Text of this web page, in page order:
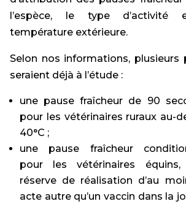
l’espèce, le type d’activité
température extérieure.
Selon nos informations, plusieurs
seraient déjà à l’étude :
une pause fraîcheur de 90
pour les vétérinaires ruraux au-
40°C ;
une pause fraîcheur
pour les vétérinaires équins,
réserve de réalisation d’au
acte autre qu’un vaccin dans la